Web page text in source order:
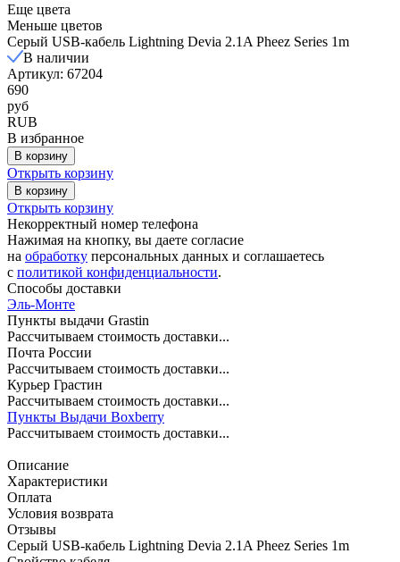
Еще цвета
Меньше цветов
Серый USB-кабель Lightning Devia 2.1A Pheez Series 1m
В наличии
Артикул: 67204
690
руб
RUB
В избранное
В корзину
Открыть корзину
В корзину
Открыть корзину
Некорректный номер телефона
Нажимая на кнопку, вы даете согласие
на обработку персональных данных и соглашаетесь
c политикой конфиденциальности.
Способы доставки
Эль-Монте
Пункты выдачи Grastin
Рассчитываем стоимость доставки...
Почта России
Рассчитываем стоимость доставки...
Курьер Грастин
Рассчитываем стоимость доставки...
Пункты Выдачи Boxberry
Рассчитываем стоимость доставки...
Описание
Характеристики
Оплата
Условия возврата
Отзывы
Серый USB-кабель Lightning Devia 2.1A Pheez Series 1m